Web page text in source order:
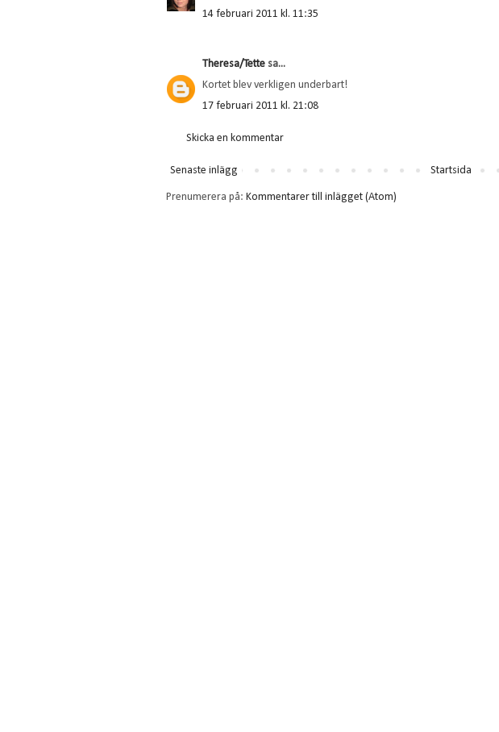
14 februari 2011 kl. 11:35
Theresa/Tette sa...
Kortet blev verkligen underbart!
17 februari 2011 kl. 21:08
Skicka en kommentar
Senaste inlägg Startsida
Prenumerera på: Kommentarer till inlägget (Atom)